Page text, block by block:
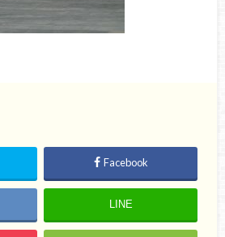
Facebook
LINE